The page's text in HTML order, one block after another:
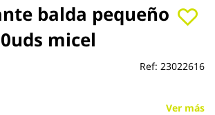
balda pequeño
micel
Ref: 23022616
Ver más